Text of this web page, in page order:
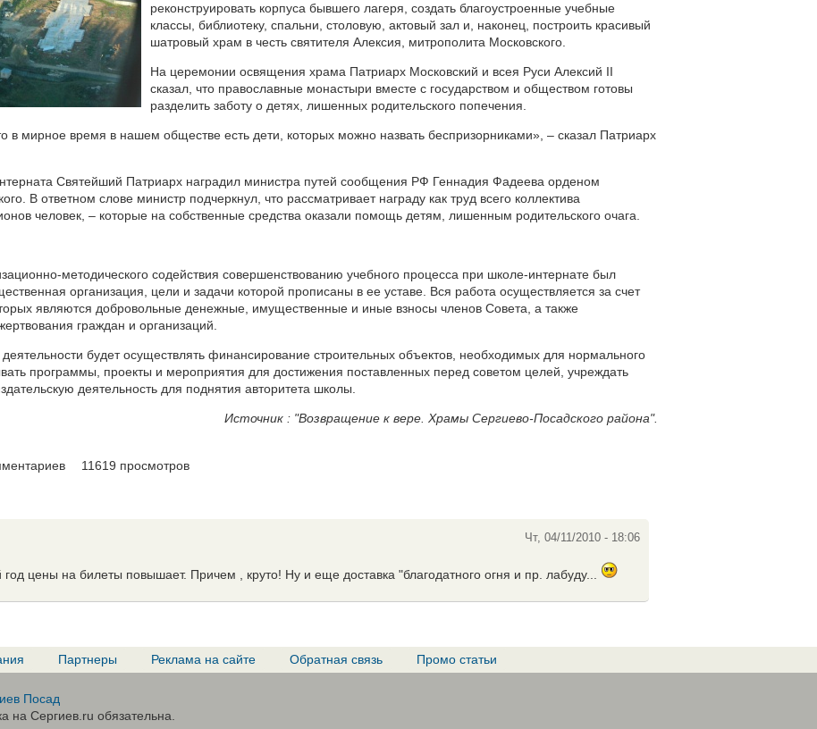
реконструировать корпуса бывшего лагеря, создать благоустроенные учебные
классы, библиотеку, спальни, столовую, актовый зал и, наконец, построить красивый
шатровый храм в честь святителя Алексия, митрополита Московского.
На церемонии освящения храма Патриарх Московский и всея Руси Алексий II
сказал, что православные монастыри вместе с государством и обществом готовы
разделить заботу о детях, лишенных родительского попечения.
в мирное время в нашем обществе есть дети, которых можно назвать беспризорниками», – сказал Патриарх
Святейший Патриарх наградил министра путей сообщения РФ Геннадия Фадеева орденом
В ответном слове министр подчеркнул, что рассматривает награду как труд всего коллектива
человек, – которые на собственные средства оказали помощь детям, лишенным родительского очага.
методического содействия совершенствованию учебного процесса при школе-интернате был
организация, цели и задачи которой прописаны в ее уставе. Вся работа осуществляется за счет
являются добровольные денежные, имущественные и иные взносы членов Совета, а также
граждан и организаций.
будет осуществлять финансирование строительных объектов, необходимых для нормального
программы, проекты и мероприятия для достижения поставленных перед советом целей, учреждать
деятельность для поднятия авторитета школы.
Источник : "Возвращение к вере. Храмы Сергиево-Посадского района".
11619 просмотров
Чт, 04/11/2010 - 18:06
цены на билеты повышает. Причем , круто! Ну и еще доставка "благодатного огня и пр. лабуду...
Партнеры Реклама на сайте Обратная связь Промо статьи
Посад
на Сергиев.ru обязательна.